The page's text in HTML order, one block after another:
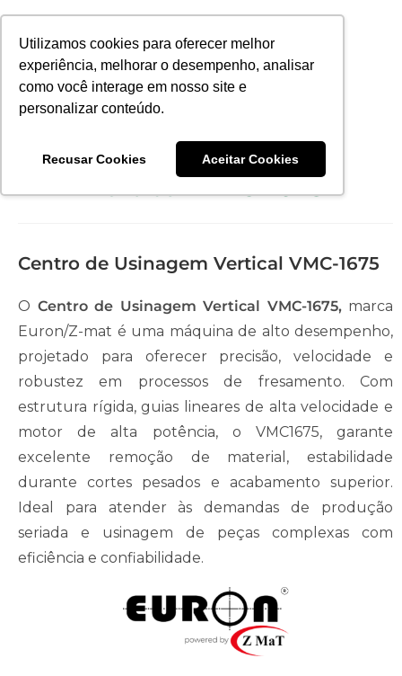
Utilizamos cookies para oferecer melhor
experiência, melhorar o desempenho, analisar
como você interage em nosso site e
personalizar conteúdo.
Recusar Cookies Aceitar Cookies
Centro de Usinagem
Vertical VMC-1675
Centro de Usinagem Vertical VMC-1675
O Centro de Usinagem Vertical VMC-1675, marca
Euron/Z-mat é uma máquina de alto desempenho,
projetado para oferecer precisão, velocidade e
robustez em processos de fresamento. Com
estrutura rígida, guias lineares de alta velocidade e
motor de alta potência, o VMC1675, garante
excelente remoção de material, estabilidade
durante cortes pesados e acabamento superior.
Ideal para atender às demandas de produção
seriada e usinagem de peças complexas com
eficiência e confiabilidade.